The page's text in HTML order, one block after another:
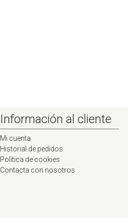
Información al cliente
Mi cuenta
Historial de pedidos
Política de cookies
Contacta con nosotros